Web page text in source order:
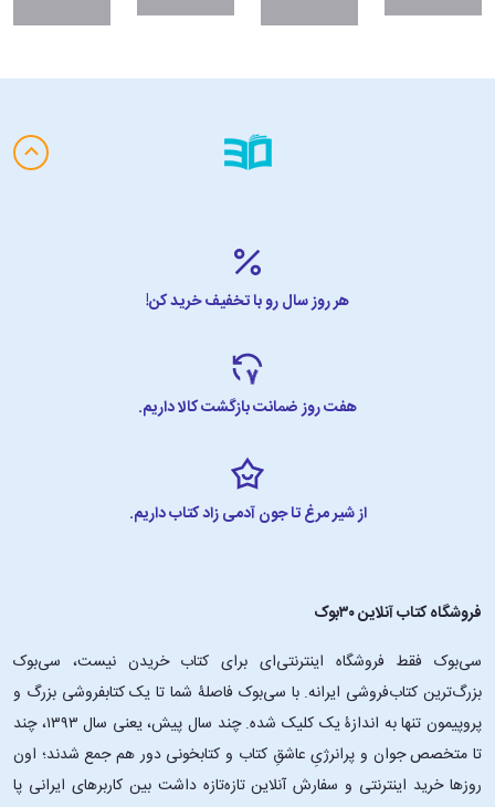
هر روز سال رو با تخفیف خرید کن!
هفت روز ضمانت بازگشت کالا داریم.
از شیر مرغ تا جون آدمی زاد کتاب داریم.
فروشگاه کتاب آنلاین ۳۰بوک
سی‌بوک فقط فروشگاه اینترنتی‌ای برای کتاب خریدن نیست، سی‌بوک
بزرگ‌ترین کتاب‌فروشی ایرانه. با سی‌بوک فاصلۀ شما تا یک کتابفروشی بزرگ و
پروپیمون تنها به اندازۀ یک کلیک شده. چند سال پیش، یعنی سال ۱۳۹۳، چند
تا متخصص جوان و پرانرژیِ عاشقِ کتاب و کتابخونی دور هم جمع شدند؛ اون‌
روزها خرید اینترنتی و سفارش آنلاین تازه‌تازه داشت بین کاربرهای ایرانی پا